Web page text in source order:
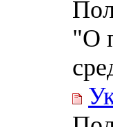
"О